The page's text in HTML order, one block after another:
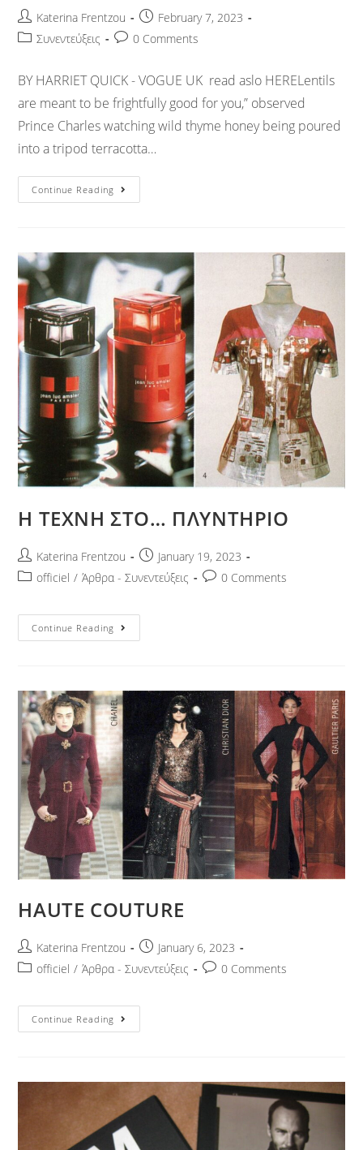
Katerina Frentzou
February 7, 2023
Συνεντεύξεις
0 Comments
BY HARRIET QUICK - VOGUE UK read aslo HERELentils
are meant to be frightfully good for you,” observed
Prince Charles watching wild thyme honey being poured
into a tripod terracotta…
Continue Reading
Η ΤΕΧΝΗ ΣΤΟ… ΠΛΥΝΤΗΡΙΟ
Katerina Frentzou
January 19, 2023
officiel / Άρθρα - Συνεντεύξεις 0 Comments
Continue Reading
HAUTE COUTURE
Katerina Frentzou
January 6, 2023
officiel / Άρθρα - Συνεντεύξεις 0 Comments
Continue Reading